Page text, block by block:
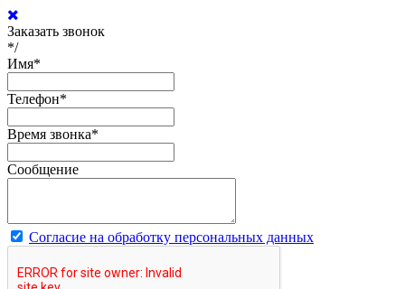
Заказать звонок
*/
Имя*
Телефон*
Время звонка*
Сообщение
Согласие на обработку персональных данных